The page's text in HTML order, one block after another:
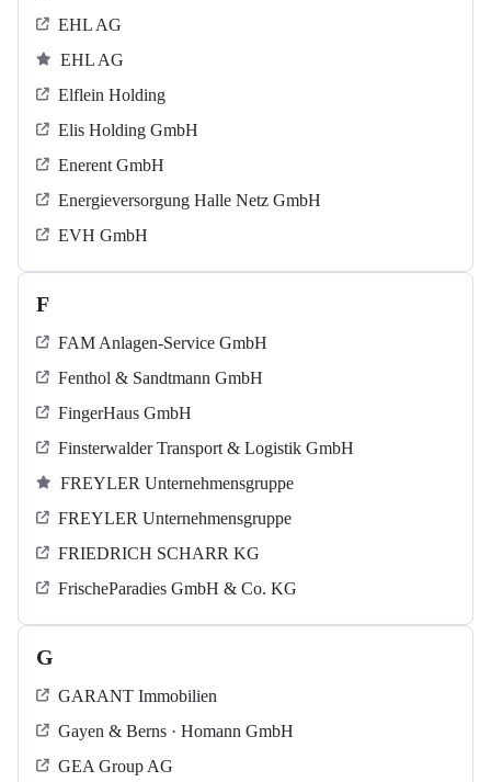
EHL AG
EHL AG
Elflein Holding
Elis Holding GmbH
Enerent GmbH
Energieversorgung Halle Netz GmbH
EVH GmbH
F
FAM Anlagen-Service GmbH
Fenthol & Sandtmann GmbH
FingerHaus GmbH
Finsterwalder Transport & Logistik GmbH
FREYLER Unternehmensgruppe
FREYLER Unternehmensgruppe
FRIEDRICH SCHARR KG
FrischeParadies GmbH & Co. KG
G
GARANT Immobilien
Gayen & Berns · Homann GmbH
GEA Group AG